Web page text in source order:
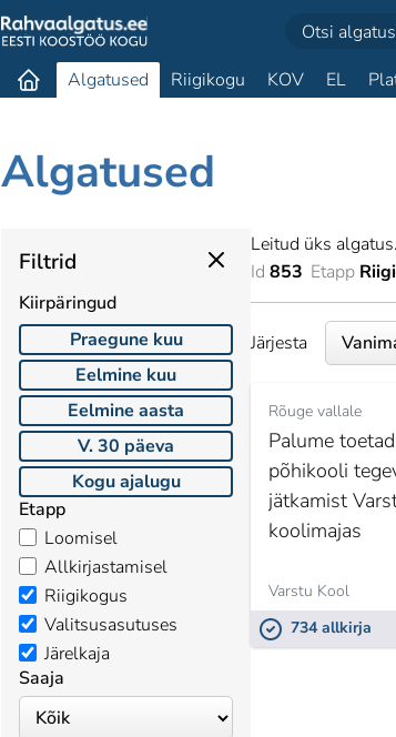
Algatused Riigikogu KOV EL
Algatused
Filtrid
Kiirpäringud
Praegune kuu
Eelmine kuu
Eelmine aasta
V. 30 päeva
Kogu ajalugu
Etapp
Loomisel
Allkirjastamisel
Riigikogus
Valitsusasutuses
Järelkaja
Saaja
Leitud üks algatus.
Id 853 Etapp
Järjesta
Rõuge vallale
Palume
põhikooli
jätkamist
koolimajas
Varstu Kool
734 allkirja